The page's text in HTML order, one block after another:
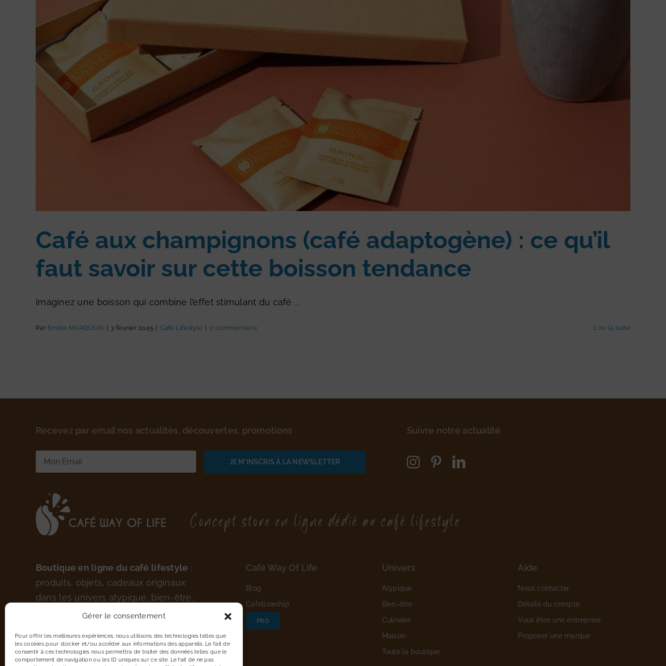
Gérer le consentement
Pour offrir les meilleures expériences, nous utilisons des technologies telles que
les cookies pour stocker et/ou accéder aux informations des appareils. Le fait de
consentir à ces technologies nous permettra de traiter des données telles que le
comportement de navigation ou les ID uniques sur ce site. Le fait de ne pas
Café aux champignons (café adaptogène) : ce qu’il
faut savoir sur cette boisson tendance
Imaginez une boisson qui combine l’effet stimulant du café ...
Par Emilie MARQUOIS | 3 février 2025 | Café Lifestyle | 0 commentaire Lire la suite
Recevez par email nos actualités, découvertes, promotions
E-
mail(Nécessaire)
Suivre notre actualité
Concept store en ligne dédié au café lifestyle
Boutique en ligne du café lifestyle :
produits, objets, cadeaux originaux
dans les univers atypique, bien-être,
culinaire, maison.
Café Way Of Life
Blog
Cafellowship
PRO
Univers
Atypique
Bien-être
Culinaire
Maison
Toute la boutique
Aide
Nous contacter
Détails du compte
Vous êtes une entreprise
Proposer une marque